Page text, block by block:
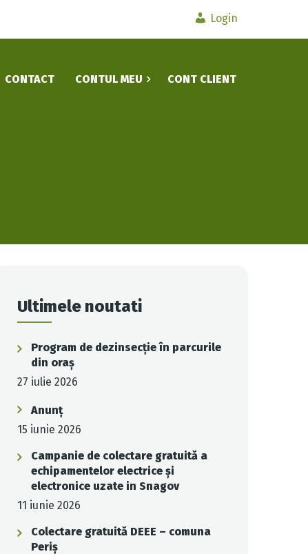
Login
CONTACT CONTUL MEU CONT CLIENT
Ultimele noutati
Program de dezinsecție în parcurile
din oraș
27 iulie 2026
Anunț
15 iunie 2026
Campanie de colectare gratuită a
echipamentelor electrice și
electronice uzate in Snagov
11 iunie 2026
Colectare gratuită DEEE – comuna
Periș